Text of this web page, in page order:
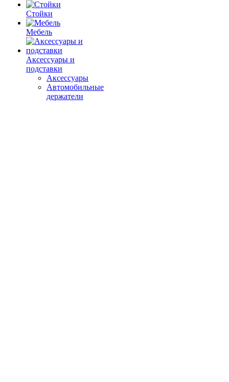
Стойки
Мебель
Аксессуары и
подставки
Аксессуары
Автомобильные
держатели